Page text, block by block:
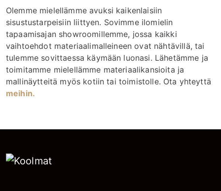
Olemme mielellämme avuksi kaikenlaisiin
sisustustarpeisiin liittyen. Sovimme ilomielin
tapaamisajan showroomillemme, jossa kaikki
vaihtoehdot materiaalimalleineen ovat nähtävillä, tai
tulemme sovittaessa käymään luonasi. Lähetämme ja
toimitamme mielellämme materiaalikansioita ja
mallinäytteitä myös kotiin tai toimistolle. Ota yhteyttä
meihin.